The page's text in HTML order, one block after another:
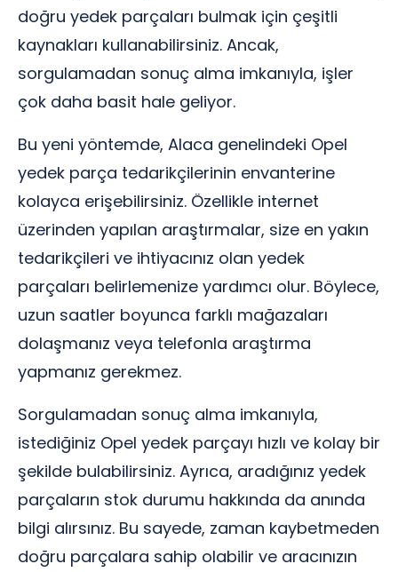
doğru yedek parçaları bulmak için çeşitli
kaynakları kullanabilirsiniz. Ancak,
sorgulamadan sonuç alma imkanıyla, işler
çok daha basit hale geliyor.
Bu yeni yöntemde, Alaca genelindeki Opel
yedek parça tedarikçilerinin envanterine
kolayca erişebilirsiniz. Özellikle internet
üzerinden yapılan araştırmalar, size en yakın
tedarikçileri ve ihtiyacınız olan yedek
parçaları belirlemenize yardımcı olur. Böylece,
uzun saatler boyunca farklı mağazaları
dolaşmanız veya telefonla araştırma
yapmanız gerekmez.
Sorgulamadan sonuç alma imkanıyla,
istediğiniz Opel yedek parçayı hızlı ve kolay bir
şekilde bulabilirsiniz. Ayrıca, aradığınız yedek
parçaların stok durumu hakkında da anında
bilgi alırsınız. Bu sayede, zaman kaybetmeden
doğru parçalara sahip olabilir ve aracınızın